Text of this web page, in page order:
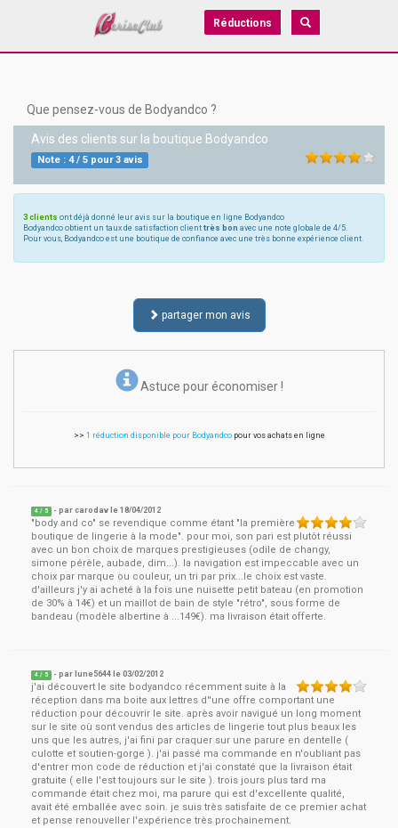
Réductions
Que pensez-vous de Bodyandco ?
Avis des clients sur la boutique Bodyandco
Note : 4/ 5pour3avis
3 clients ont déjà donné leur avis sur la boutique en ligne Bodyandco
Bodyandco obtient un taux de satisfaction client très bon avec une note globale de 4/5.
Pour vous, Bodyandco est une boutique de confiance avec une très bonne expérience client.
partager mon avis
Astuce pour économiser !
>> 1 réduction disponible pour Bodyandcopour vos achats en ligne
4 / 5 - parcarodav le18/04/2012
"body and co" se revendique comme étant "la première
boutique de lingerie à la mode". pour moi, son pari est plutôt réussi
avec un bon choix de marques prestigieuses (odile de changy,
simone pérèle, aubade, dim...). la navigation est impeccable avec un
choix par marque ou couleur, un tri par prix...le choix est vaste.
d'ailleurs j'y ai acheté à la fois une nuisette petit bateau (en promotion
de 30% à 14€) et un maillot de bain de style "rétro", sous forme de
bandeau (modèle albertine à ...149€). ma livraison était offerte.
4 / 5 - par lune5644 le03/02/2012
j'ai découvert le site bodyandco récemment suite à la
réception dans ma boite aux lettres d''une offre comportant une
réduction pour découvrir le site. après avoir navigué un long moment
sur le site où sont vendus des articles de lingerie tout plus beaux les
uns que les autres, j'ai fini par craquer sur une parure en dentelle (
culotte et soutien-gorge ). j'ai passé ma commande en n'oubliant pas
d'entrer mon code de réduction et j'ai constaté que la livraison était
gratuite ( elle l'est toujours sur le site ). trois jours plus tard ma
commande était chez moi, ma parure qui est d'excellente qualité,
avait été emballée avec soin. je suis très satisfaite de ce premier achat
et pense renouveller l'expérience très prochainement.